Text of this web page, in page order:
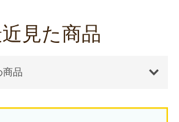
見た商品
商品